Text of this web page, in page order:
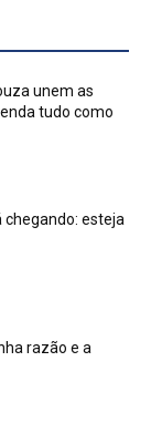
unem as
tudo como
esteja
razão e a